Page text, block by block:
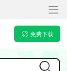
免费下载